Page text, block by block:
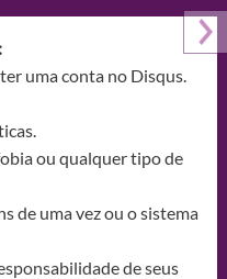
uma conta no Disqus.
ou qualquer tipo de
de uma vez ou o sistema
de seus